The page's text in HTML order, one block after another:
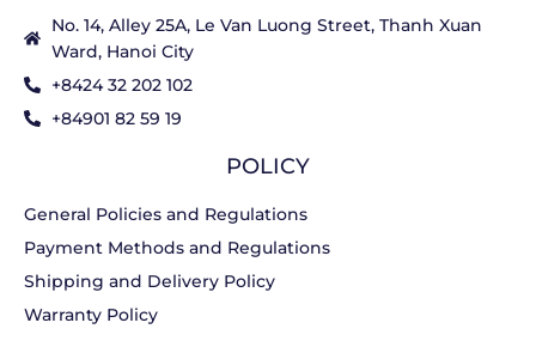
No. 14, Alley 25A, Le Van Luong Street, Thanh Xuan
Ward, Hanoi City
+8424 32 202 102
+84901 82 59 19
POLICY
General Policies and Regulations
Payment Methods and Regulations
Shipping and Delivery Policy
Warranty Policy